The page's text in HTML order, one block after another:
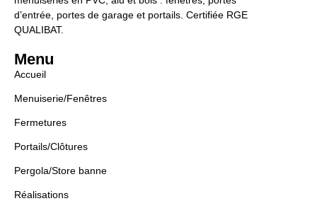
d’entrée, portes de garage et portails. Certifiée RGE
QUALIBAT.
Menu
Accueil
Menuiserie/Fenêtres
Fermetures
Portails/Clôtures
Pergola/Store banne
Réalisations